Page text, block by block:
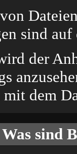
sind
der
dem
Was sind